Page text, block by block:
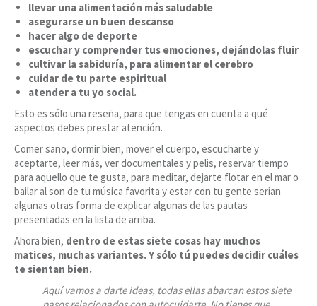
llevar una alimentación más saludable
asegurarse un buen descanso
hacer algo de deporte
escuchar y comprender tus emociones, dejándolas fluir
cultivar la sabiduría, para alimentar el cerebro
cuidar de tu parte espiritual
atender a tu yo social.
Esto es sólo una reseña, para que tengas en cuenta a qué
aspectos debes prestar atención.
Comer sano, dormir bien, mover el cuerpo, escucharte y
aceptarte, leer más, ver documentales y pelis, reservar tiempo
para aquello que te gusta, para meditar, dejarte flotar en el mar o
bailar al son de tu música favorita y estar con tu gente serían
algunas otras forma de explicar algunas de las pautas
presentadas en la lista de arriba.
Ahora bien, dentro de estas siete cosas hay muchos
matices, muchas variantes. Y sólo tú puedes decidir cuáles
te sientan bien.
Aquí vamos a darte ideas, todas ellas abarcan estos siete